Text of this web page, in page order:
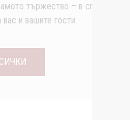
тържество – в спокоен и
и вашите гости.